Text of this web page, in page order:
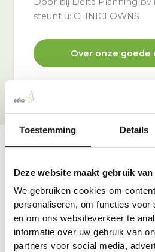
Toestemming Details
Deze website maakt gebruik
We gebruiken cookies om
personaliseren, om functies voor
en om ons websiteverkeer te
informatie over uw gebruik van
partners voor social media,
steunt u: CLINICLOWNS
Over onze goede
Vraag & antwoord
De meest voorkomende
je hier.
Bekijk alle